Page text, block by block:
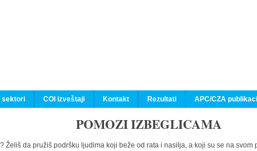
sektori COI izveštaji Kontakt Rezultati APC/CZA
POMOZI IZBEGLICAMA
Želiš da pružiš podršku ljudima koji beže od rata i nasilja, a koji su se na